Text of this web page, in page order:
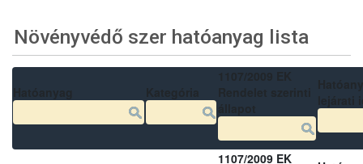
Növényvédő szer hatóanyag lista
1107/2009 EK